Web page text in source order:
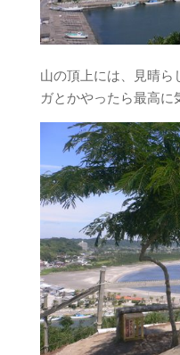
山の頂上には、見晴ら
ガとかやったら最高に